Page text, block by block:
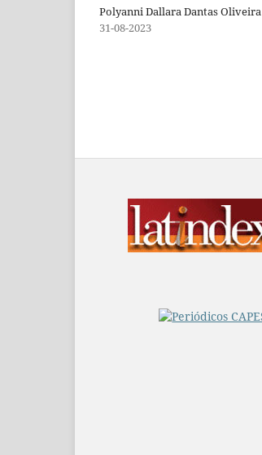
Polyanni Dallara Dantas Oliveira
31-08-2023